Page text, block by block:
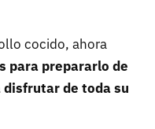
cocido, ahora
para prepararlo de
de toda su